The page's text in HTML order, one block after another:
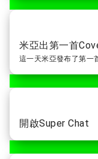
米亞出第一首
這一天米亞發布了第一
開啟Super Chat